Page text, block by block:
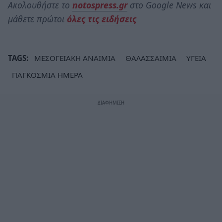
Ακολουθήστε το notospress.grστο Google News και
μάθετε πρώτοι όλες τις ειδήσεις
TAGS: ΜΕΣΟΓΕΙΑΚΗ ΑΝΑΙΜΙΑ ΘΑΛΑΣΣΑΙΜΙΑ
ΥΓΕΙΑ
ΠΑΓΚΟΣΜΙΑ ΗΜΕΡΑ